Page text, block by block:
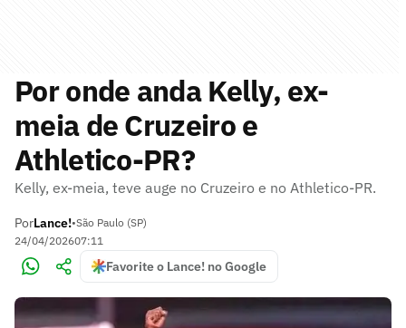
Por onde anda Kelly, ex-
meia de Cruzeiro e
Athletico-PR?
Kelly, ex-meia, teve auge no Cruzeiro e no Athletico-PR.
PorLance!•São Paulo (SP)
24/04/202607:11
Favorite o Lance! no Google